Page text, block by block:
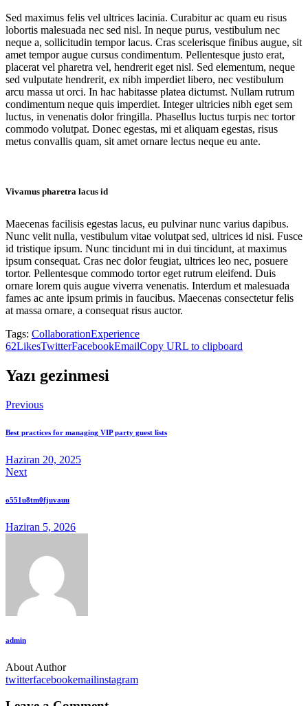
Sed maximus felis vel ultrices lacinia. Curabitur ac quam eu risus
lobortis malesuada nec sed nisl. In neque purus, vestibulum nec
neque a, sollicitudin tempor lacus. Cras scelerisque finibus augue, sit
amet tempor augue cursus condimentum. Pellentesque justo erat,
placerat vel pharetra vel, hendrerit eget nisl. Sed elementum, neque
sed vulputate hendrerit, ex nibh imperdiet libero, nec vestibulum
arcu massa ut orci. In hac habitasse platea dictumst. Nullam rutrum
condimentum neque quis imperdiet. Integer ultricies nibh eget sem
luctus, in venenatis dolor fringilla. Phasellus luctus turpis nec tortor
commodo volutpat. Donec egestas, mi et aliquam egestas, risus
metus convallis quam, sit amet ornare lectus neque eu ante.
Vivamus pharetra lacus id
Maecenas facilisis egestas lacus, eu pulvinar nunc varius dapibus.
Nunc velit nulla, vestibulum vitae volutpat sed, ultrices id nisi. Fusce
id tristique ipsum. Nunc tincidunt mi in dui tincidunt, at maximus
ipsum consequat. Cras nec dolor feugiat, ultrices leo nec, posuere
tortor. Pellentesque commodo tortor eget rutrum eleifend. Duis
ornare lorem quis augue viverra venenatis. Interdum et malesuada
fames ac ante ipsum primis in faucibus. Maecenas consectetur felis
at massa ornare, a consequat risus auctor.
Tags: CollaborationExperience
62LikesTwitterFacebookEmailCopy URL to clipboard
Yazı gezinmesi
Previous
Best practices for managing VIP party guest lists
Haziran 20, 2025
Next
o551u8tm0fjuvauu
Haziran 5, 2026
admin
About Author
twitterfacebookemailinstagram